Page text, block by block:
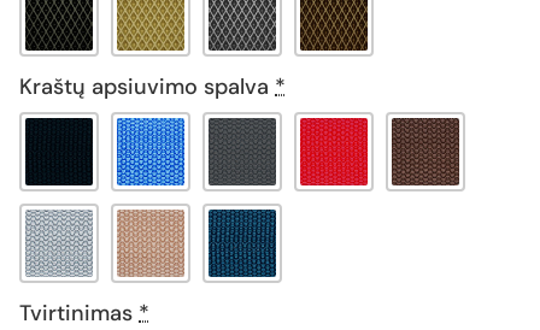
Kraštų apsiuvimo spalva *
Tvirtinimas *